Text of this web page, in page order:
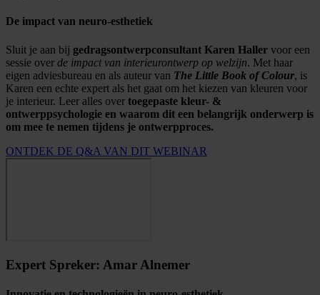
De impact van neuro-esthetiek
Sluit je aan bij gedragsontwerpconsultant Karen Haller voor een
sessie over de impact van interieurontwerp op welzijn. Met haar
eigen adviesbureau en als auteur van The Little Book of Colour, is
Karen een echte expert als het gaat om het kiezen van kleuren voor
je interieur. Leer alles over toegepaste kleur- &
ontwerppsychologie en waarom dit een belangrijk onderwerp is
om mee te nemen tijdens je ontwerpproces.
ONTDEK DE Q&A VAN DIT WEBINAR
Expert Spreker: Amar Alnemer